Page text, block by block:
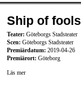
Ship of fools
Teater: Göteborgs Stadsteater
Scen: Göteborgs Stadsteater
Premiärdatum: 2019-04-26
Premiärort: Göteborg
Läs mer